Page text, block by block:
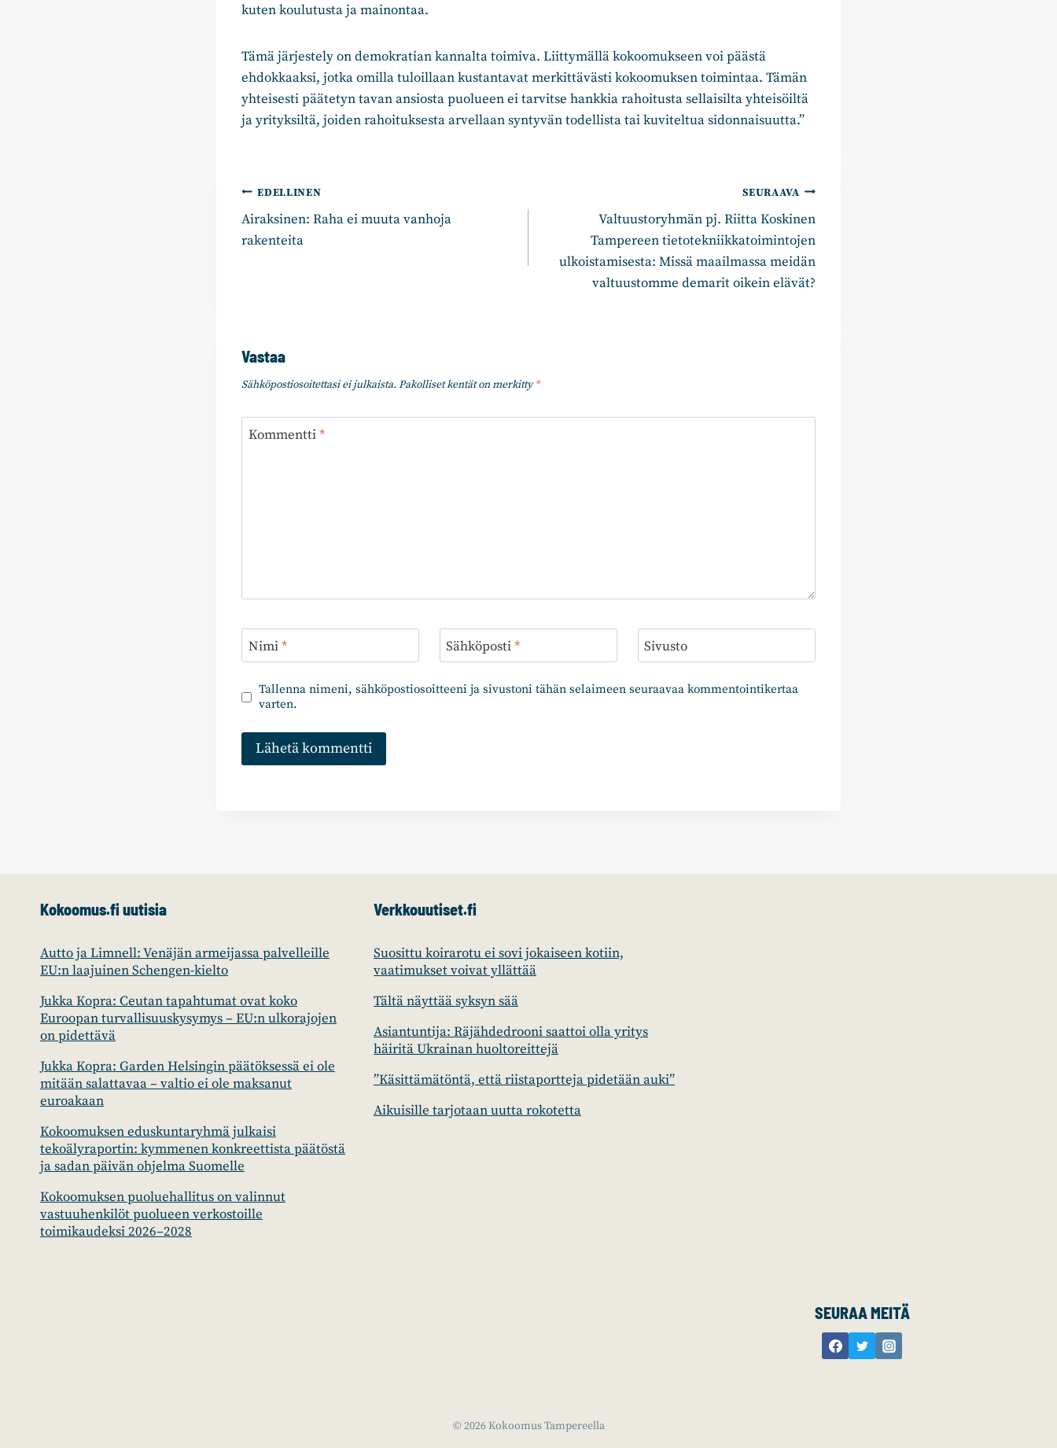
kuten koulutusta ja mainontaa.
Tämä järjestely on demokratian kannalta toimiva. Liittymällä kokoomukseen voi päästä
ehdokkaaksi, jotka omilla tuloillaan kustantavat merkittävästi kokoomuksen toimintaa. Tämän
yhteisesti päätetyn tavan ansiosta puolueen ei tarvitse hankkia rahoitusta sellaisilta yhteisöiltä
ja yrityksiltä, joiden rahoituksesta arvellaan syntyvän todellista tai kuviteltua sidonnaisuutta.”
Artikkelien
selaus
EDELLINEN
Airaksinen: Raha ei muuta vanhoja
rakenteita
SEURAAVA
Valtuustoryhmän pj. Riitta Koskinen
Tampereen tietotekniikkatoimintojen
ulkoistamisesta: Missä maailmassa meidän
valtuustomme demarit oikein elävät?
Vastaa
Sähköpostiosoitettasi ei julkaista. Pakolliset kentät on merkitty*
Kommentti*
Nimi* Sähköposti* Sivusto
Tallenna nimeni, sähköpostiosoitteeni ja sivustoni tähän selaimeen seuraavaa kommentointikertaa
varten.
Kokoomus.fi uutisia
Autto ja Limnell: Venäjän armeijassa palvelleille
EU:n laajuinen Schengen-kielto
Jukka Kopra: Ceutan tapahtumat ovat koko
Euroopan turvallisuuskysymys – EU:n ulkorajojen
on pidettävä
Jukka Kopra: Garden Helsingin päätöksessä ei ole
mitään salattavaa – valtio ei ole maksanut
euroakaan
Kokoomuksen eduskuntaryhmä julkaisi
tekoälyraportin: kymmenen konkreettista päätöstä
ja sadan päivän ohjelma Suomelle
Kokoomuksen puoluehallitus on valinnut
vastuuhenkilöt puolueen verkostoille
toimikaudeksi 2026–2028
Verkkouutiset.fi
Suosittu koirarotu ei sovi jokaiseen kotiin,
vaatimukset voivat yllättää
Tältä näyttää syksyn sää
Asiantuntija: Räjähdedrooni saattoi olla yritys
häiritä Ukrainan huoltoreittejä
”Käsittämätöntä, että riistaportteja pidetään auki”
Aikuisille tarjotaan uutta rokotetta
SEURAA MEITÄ
© 2026 Kokoomus Tampereella